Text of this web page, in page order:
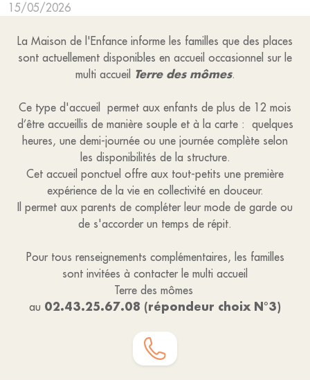
15/05/2026
La Maison de l'Enfance informe les familles que des places
sont actuellement disponibles en accueil occasionnel sur le
multi accueil Terre des mômes.
Ce type d'accueil permet aux enfants de plus de 12 mois
d’être accueillis de manière souple et à la carte : quelques
heures, une demi-journée ou une journée complète selon
les disponibilités de la structure.
Cet accueil ponctuel offre aux tout-petits une première
expérience de la vie en collectivité en douceur.
Il permet aux parents de compléter leur mode de garde ou
de s'accorder un temps de répit.
Pour tous renseignements complémentaires, les familles
sont invitées à contacter le multi accueil
Terre des mômes
au 02.43.25.67.08 (répondeur choix N°3)